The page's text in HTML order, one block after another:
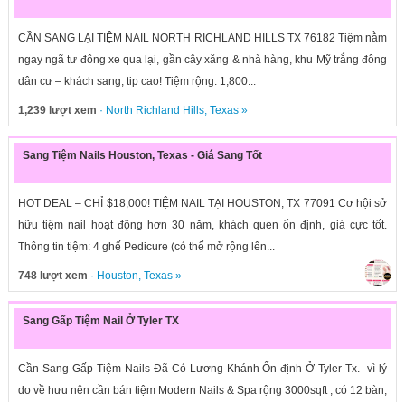
CẦN SANG LẠI TIỆM NAIL NORTH RICHLAND HILLS TX 76182 Tiệm nằm
ngay ngã tư đông xe qua lại, gần cây xăng & nhà hàng, khu Mỹ trắng đông
dân cư – khách sang, tip cao! Tiệm rộng: 1,800...
1,239 lượt xem · North Richland Hills, Texas»
Sang Tiệm Nails Houston, Texas - Giá Sang Tốt
HOT DEAL – CHỈ $18,000! TIỆM NAIL TẠI HOUSTON, TX 77091 Cơ hội sở
hữu tiệm nail hoạt động hơn 30 năm, khách quen ổn định, giá cực tốt.
Thông tin tiệm: 4 ghế Pedicure (có thể mở rộng lên...
748 lượt xem · Houston, Texas»
Sang Gấp Tiệm Nail Ở Tyler TX
Cần Sang Gấp Tiệm Nails Đã Có Lương Khánh Ổn định Ở Tyler Tx. vì lý
do về hưu nên cần bán tiệm Modern Nails & Spa rộng 3000sqft , có 12 bàn,